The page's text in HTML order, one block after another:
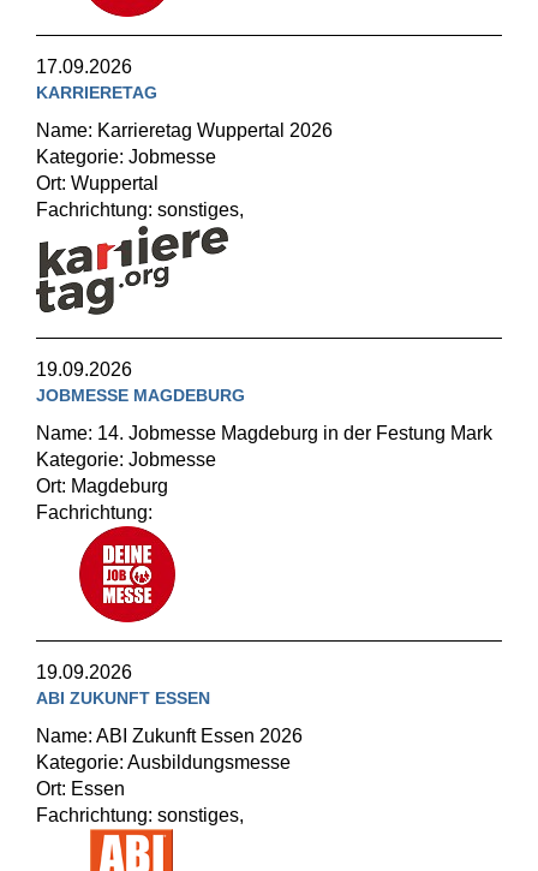
17.09.2026
KARRIERETAG
Name: Karrieretag Wuppertal 2026
Kategorie: Jobmesse
Ort: Wuppertal
Fachrichtung: sonstiges,
19.09.2026
JOBMESSE MAGDEBURG
Name: 14. Jobmesse Magdeburg in der Festung Mark
Kategorie: Jobmesse
Ort: Magdeburg
Fachrichtung:
19.09.2026
ABI ZUKUNFT ESSEN
Name: ABI Zukunft Essen 2026
Kategorie: Ausbildungsmesse
Ort: Essen
Fachrichtung: sonstiges,